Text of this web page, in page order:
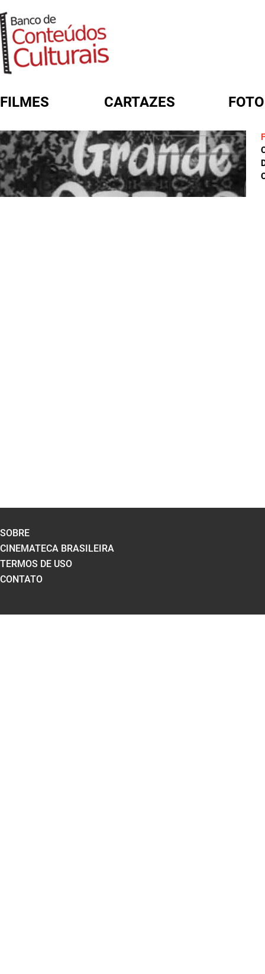
FILMES CARTAZES
FORMULÁRIO DE BUSCA
SOBRE
CINEMATECA BRASILEIRA
TERMOS DE USO
CONTATO